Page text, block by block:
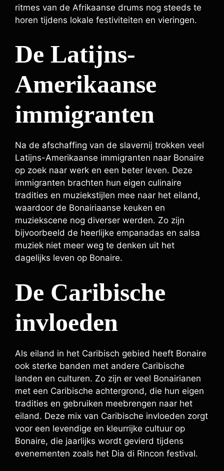
ritmes van de Afrikaanse drums nog steeds te
horen tijdens lokale festiviteiten en vieringen.
De Latijns-
Amerikaanse
immigranten
Na de afschaffing van de slavernij trokken veel
Latijns-Amerikaanse immigranten naar Bonaire
op zoek naar werk en een beter leven. Deze
immigranten brachten hun eigen culinaire
tradities en muziekstijlen mee naar het eiland,
waardoor de Bonairiaanse keuken en
muziekscene nog diverser werden. Zo zijn
bijvoorbeeld de heerlijke empanadas en salsa
muziek niet meer weg te denken uit het
dagelijks leven op Bonaire.
De Caribische
invloeden
Als eiland in het Caribisch gebied heeft Bonaire
ook sterke banden met andere Caribische
landen en culturen. Zo zijn er veel Bonairianen
met een Caribische achtergrond, die hun eigen
tradities en gebruiken meebrengen naar het
eiland. Deze mix van Caribische invloeden zorgt
voor een levendige en kleurrijke cultuur op
Bonaire, die jaarlijks wordt gevierd tijdens
evenementen zoals het Dia di Rincon festival.